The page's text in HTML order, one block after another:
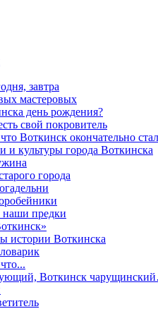
завтра
мастеровых
день рождения?
свой покровитель
Воткинск окончательно
и культуры города Воткинска
города
наши предки
истории Воткинска
Воткинск